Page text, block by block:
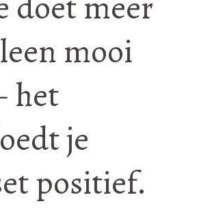
mooi
het
je
positief.